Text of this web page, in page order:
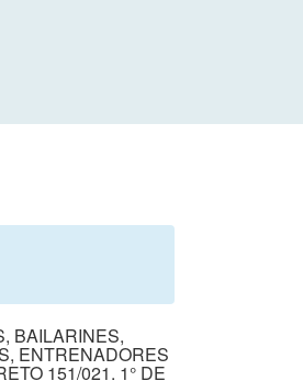
BAILARINES,
ENTRENADORES
151/021. 1° DE